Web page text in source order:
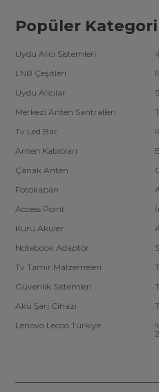
Popüler
Uydu Alıcı Sistemleri
LNB Çeşitleri
Uydu Alıcılar
Merkezi Anten Santralleri
Tv Led Bar
Anten Kabloları
Çanak Anten
Fotokapan
Access Point
Kuru Aküler
Notebook Adaptör
Tv Tamir Malzemeleri
Güvenlik Sistemleri
Akü Şarj Cihazı
Lenovo Lecoo Türkiye